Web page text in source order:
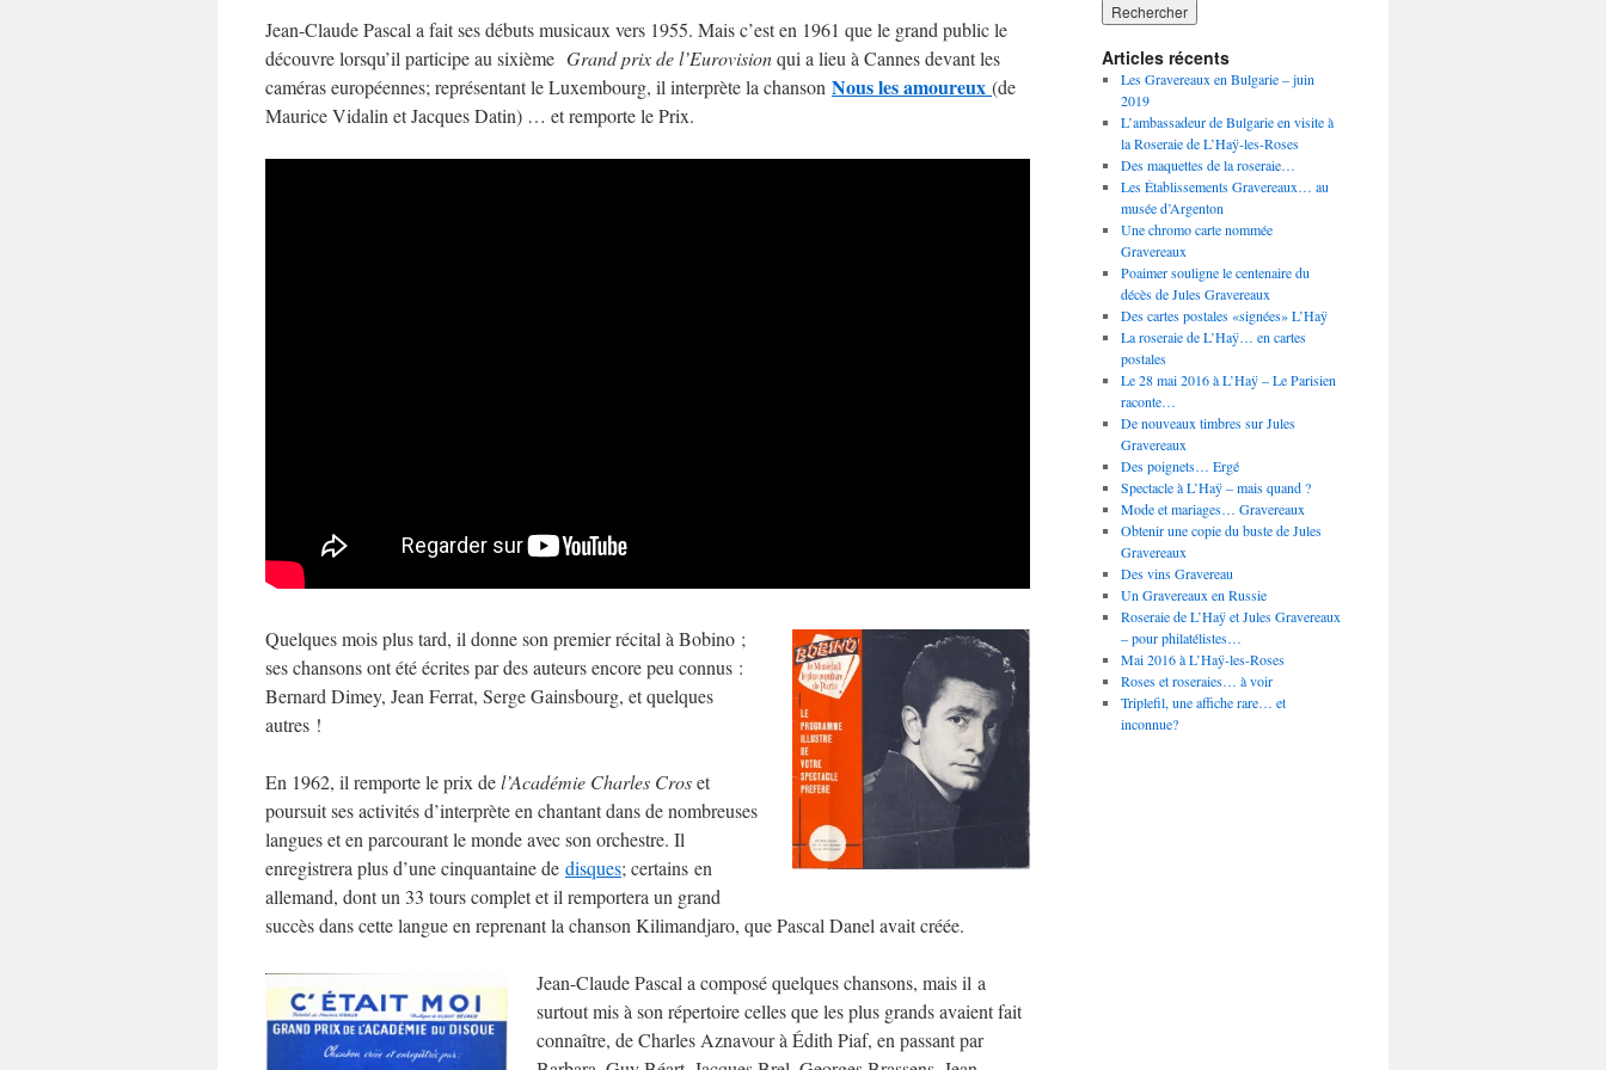
Jean-Claude Pascal a fait ses débuts musicaux vers 1955. Mais c’est en 1961 que le grand public le
découvre lorsqu’il participe au sixième Grand prix de l’Eurovisionqui a lieu à Cannes devant les
caméras européennes; représentant le Luxembourg, il interprète la chanson Nous les amoureux (de
Maurice Vidalin et Jacques Datin) … et remporte le Prix.
Quelques mois plus tard, il donne son premier récital à Bobino ;
ses chansons ont été écrites par des auteurs encore peu connus :
Bernard Dimey, Jean Ferrat, Serge Gainsbourg, et quelques
autres !
En 1962, il remporte le prix del’Académie Charles Croset
poursuit ses activités d’interprète en chantant dans de nombreuses
langues et en parcourant le monde avec son orchestre. Il
enregistrera plus d’une cinquantaine de disques; certains en
allemand, dont un 33 tours complet et il remportera un grand
succès dans cette langue en reprenant la chanson Kilimandjaro, que Pascal Danel avait créée.
Jean-Claude Pascal a composé quelques chansons, mais il a
surtout mis à son répertoire celles que les plus grands avaient fait
connaître, de Charles Aznavour à Édith Piaf, en passant par
Articles récents
Les Gravereaux en Bulgarie – juin
2019
L’ambassadeur de Bulgarie en visite à
la Roseraie de L’Haÿ-les-Roses
Des maquettes de la roseraie…
Les Établissements Gravereaux… au
musée d’Argenton
Une chromo carte nommée
Gravereaux
Poaimer souligne le centenaire du
décès de Jules Gravereaux
Des cartes postales «signées» L’Haÿ
La roseraie de L’Haÿ… en cartes
postales
Le 28 mai 2016 à L’Haÿ – Le Parisien
raconte…
De nouveaux timbres sur Jules
Gravereaux
Des poignets… Ergé
Spectacle à L’Haÿ – mais quand ?
Mode et mariages… Gravereaux
Obtenir une copie du buste de Jules
Gravereaux
Des vins Gravereau
Un Gravereaux en Russie
Roseraie de L’Haÿ et Jules Gravereaux
– pour philatélistes…
Mai 2016 à L’Haÿ-les-Roses
Roses et roseraies… à voir
Triplefil, une affiche rare… et
inconnue?